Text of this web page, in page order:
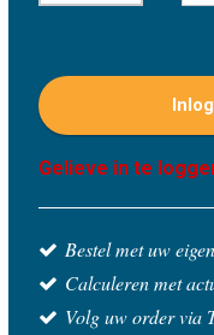
Gelieve in te
Bestel met uw
Calculeren met
Volg uw order via